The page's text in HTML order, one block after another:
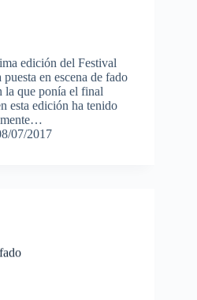
edición del Festival
en escena de fado
la que ponía el final
esta edición ha tenido
07/2017